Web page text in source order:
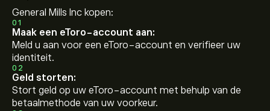
General Mills Inc kopen:
01
Maak een eToro-account aan:
Meld u aan voor een eToro-account en verifieer uw
identiteit.
02
Geld storten:
Stort geld op uw eToro-account met behulp van de
betaalmethode van uw voorkeur.